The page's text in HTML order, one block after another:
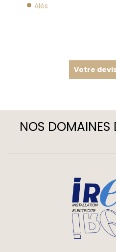
Alès
Votre
NOS DOMAINES